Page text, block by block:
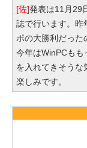
[佐]発表は11月29
誌で行います。昨
ポの大勝利だった
今年はWinPCもも
を入れてきそうな
楽しみです。